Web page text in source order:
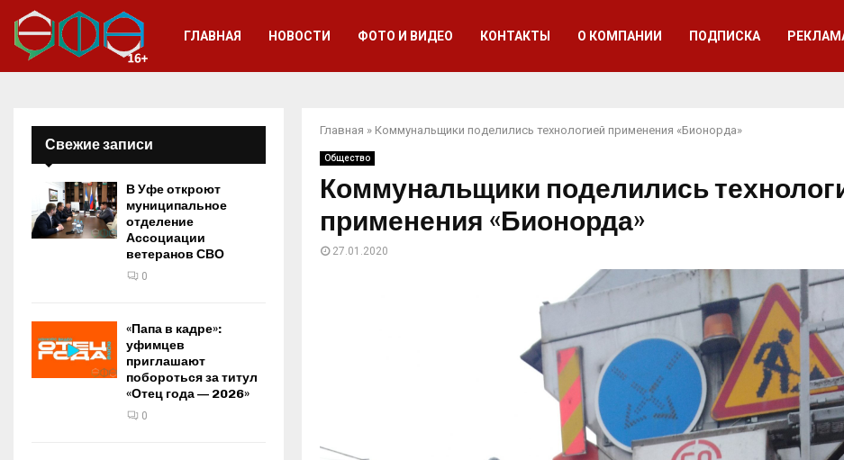
ГЛАВНАЯ НОВОСТИ ФОТО И ВИДЕО КОНТАКТЫ О КОМПАНИИ ПОДПИСКА
Главная » Коммунальщики поделились технологией применения «Бионорда»
Общество
Коммунальщики поделились
применения «Бионорда»
27.01.2020
Свежие записи
В Уфе откроют
муниципальное
отделение
Ассоциации
ветеранов СВО
0
«Папа в кадре»:
уфимцев
приглашают
побороться за титул
«Отец года — 2026»
0